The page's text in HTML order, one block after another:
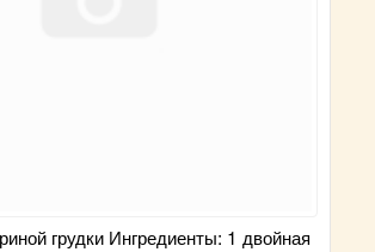
грудки Ингредиенты: 1 двойная